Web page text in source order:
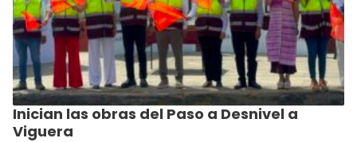
Inician las obras del Paso a Desnivel a
Viguera